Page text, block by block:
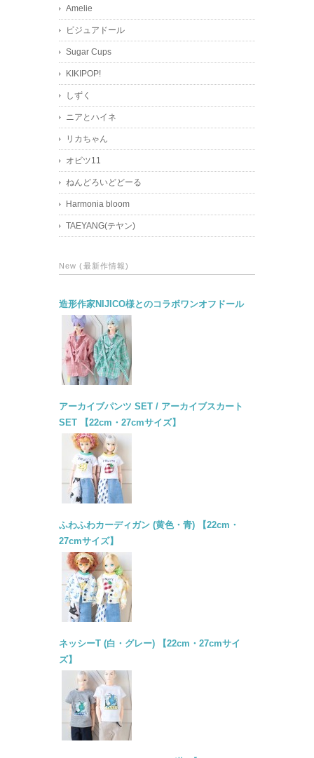
Amelie
ビジュアドール
Sugar Cups
KIKIPOP!
しずく
ニアとハイネ
リカちゃん
オビツ11
ねんどろいどどーる
Harmonia bloom
TAEYANG(テヤン)
New (最新作情報)
造形作家NIJICO様とのコラボワンオフドール
アーカイブパンツ SET / アーカイブスカート
SET 【22cm・27cmサイズ】
ふわふわカーディガン (黄色・青) 【22cm・
27cmサイズ】
ネッシーT (白・グレー) 【22cm・27cmサイ
ズ】